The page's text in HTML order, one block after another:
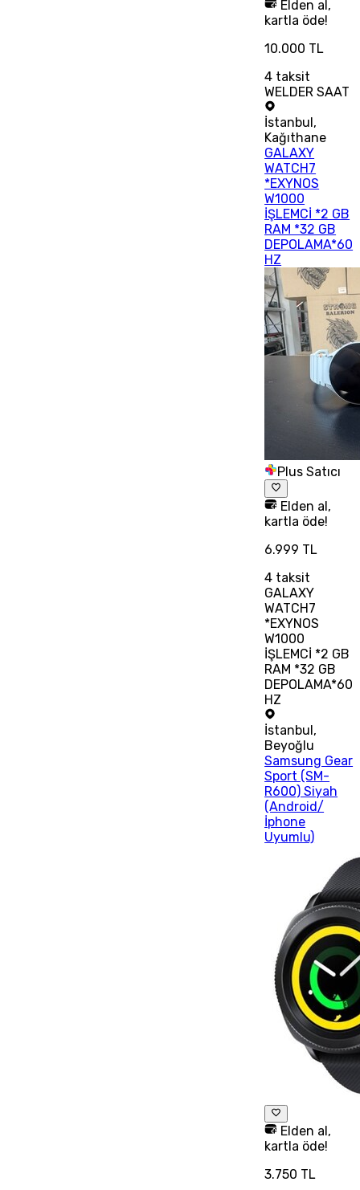
Elden al,
kartla öde!
10.000 TL
4 taksit
WELDER SAAT
İstanbul ,
Kağıthane
GALAXY
WATCH7
*EXYNOS
W1000
İŞLEMCİ *2 GB
RAM *32 GB
DEPOLAMA*60
HZ
Plus Satıcı
Elden al,
kartla öde!
6.999 TL
4 taksit
GALAXY
WATCH7
*EXYNOS
W1000
İŞLEMCİ *2 GB
RAM *32 GB
DEPOLAMA*60
HZ
İstanbul,
Beyoğlu
Samsung Gear
Sport (SM-
R600) Siyah
(Android/
İphone
Uyumlu)
Elden al,
kartla öde!
3.750 TL